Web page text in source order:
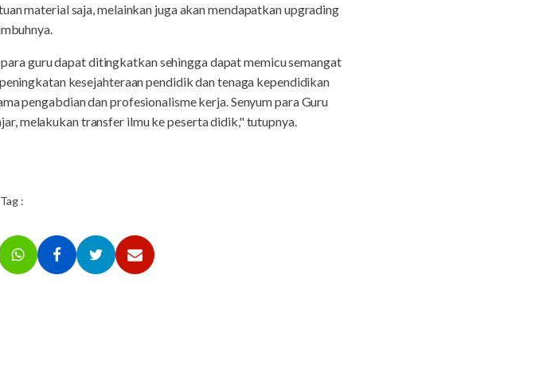
material saja, melainkan juga akan mendapatkan upgrading
guru dapat ditingkatkan sehingga dapat memicu semangat
kesejahteraan pendidik dan tenaga kependidikan
pengabdian dan profesionalisme kerja. Senyum para Guru
melakukan transfer ilmu ke peserta didik," tutupnya.
Tag :